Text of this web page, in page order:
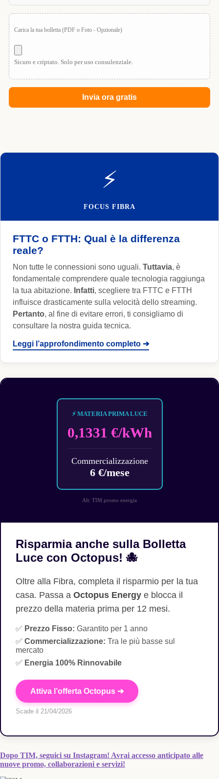
Carica la tua bolletta (PDF o Foto - Opzionale)
Sicuro e criptato. Solo per uso consulenziale.
⚡
FOCUS FIBRA
FTTC o FTTH: Qual è la differenza
reale?
Non tutte le connessioni sono uguali. Tuttavia, è
fondamentale comprendere quale tecnologia raggiunga
la tua abitazione. Infatti, scegliere tra FTTC e FTTH
influisce drasticamente sulla velocità dello streaming.
Pertanto, al fine di evitare errori, ti consigliamo di
consultare la nostra guida tecnica.
Leggi l’approfondimento completo ➔
⚡ MATERIA PRIMA LUCE
0,1331 €/kWh
Commercializzazione
6 €/mese
Alt: TIM promo energia
Risparmia anche sulla Bolletta
Luce con Octopus! 🐙
Oltre alla Fibra, completa il risparmio per la tua
casa. Passa a Octopus Energy e blocca il
prezzo della materia prima per 12 mesi.
✅ Prezzo Fisso: Garantito per 1 anno
✅ Commercializzazione: Tra le più basse sul
mercato
✅ Energia 100% Rinnovabile
Attiva l’offerta Octopus ➔
Scade il 21/04/2026
Dopo TIM, seguici su Instagram! Avrai accesso anticipato alle
nuove promo, collaborazioni e servizi!